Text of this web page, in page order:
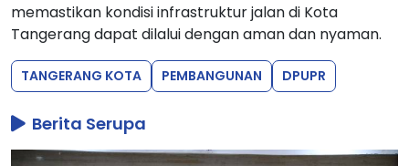
memastikan kondisi infrastruktur jalan di Kota
Tangerang dapat dilalui dengan aman dan nyaman.
TANGERANG KOTA PEMBANGUNAN DPUPR
Berita Serupa